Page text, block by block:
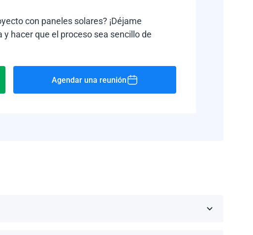
con paneles solares? ¡Déjame
hacer que el proceso sea sencillo de
Agendar una reunión